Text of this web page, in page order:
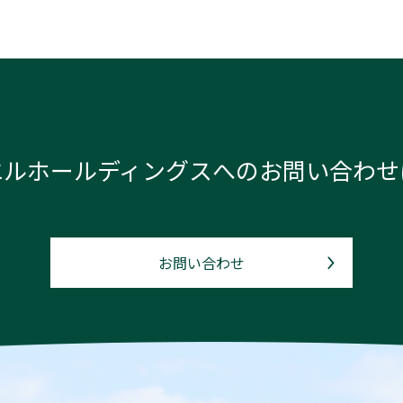
ホールディングスへのお問い合わ
お問い合わせ